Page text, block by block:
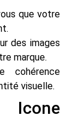
que votre
des images
marque.
cohérence
visuelle.
Icone